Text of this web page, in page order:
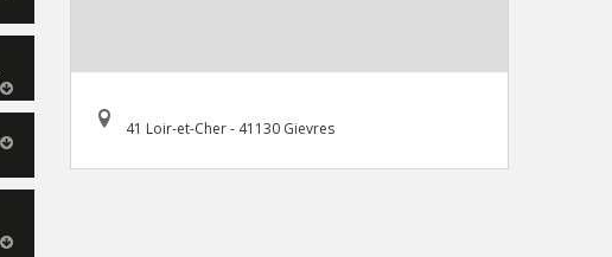
41 Loir-et-Cher - 41130 Gievres